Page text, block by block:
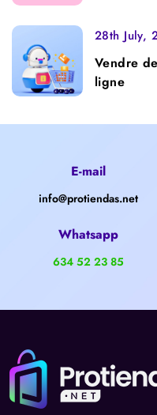
28th July,
Vendre
ligne
E-mail
info@protiendas.net
Whatsapp
634 52 23 85